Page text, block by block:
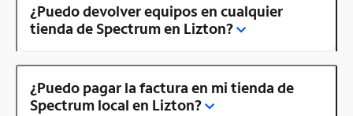
¿Puedo devolver equipos en cualquier
tienda de Spectrum en Lizton?
¿Puedo pagar la factura en mi tienda de
Spectrum local en Lizton?